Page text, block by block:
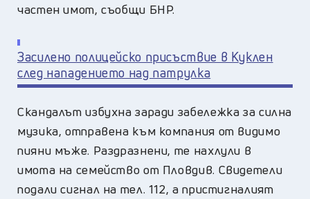
частен имот, съобщи БНР.
Засилено полицейско присъствие в Куклен
след нападението над патрулка
Скандалът избухна заради забележка за силна
музика, отправена към компания от видимо
пияни мъже. Раздразнени, те нахлули в
имота на семейство от Пловдив. Свидетели
подали сигнал на тел. 112, а пристигналият